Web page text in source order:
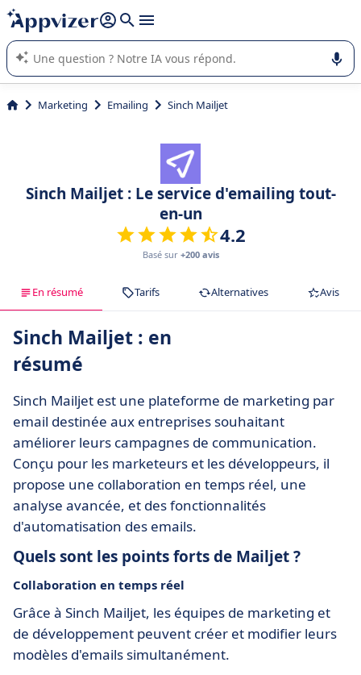
répondre (plusieurs lignes avec
L'IA de Appvizer vous guide dans l'utilisation ou la sélection de
logiciel SaaS en entreprise.
Marketing Emailing Sinch Mailjet
Sinch Mailjet : Le service d'emailing tout-
en-un
4.2
Basé sur +200 avis
En résumé Tarifs Alternatives Avis
Sinch Mailjet : en
résumé
Sinch Mailjet est une plateforme de marketing par
email destinée aux entreprises souhaitant
améliorer leurs campagnes de communication.
Conçu pour les marketeurs et les développeurs, il
propose une collaboration en temps réel, une
analyse avancée, et des fonctionnalités
d'automatisation des emails.
Quels sont les points forts de Mailjet ?
Collaboration en temps réel
Grâce à Sinch Mailjet, les équipes de marketing et
de développement peuvent créer et modifier leurs
modèles d'emails simultanément.